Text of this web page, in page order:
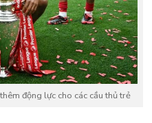
động lực cho các cầu thủ trẻ